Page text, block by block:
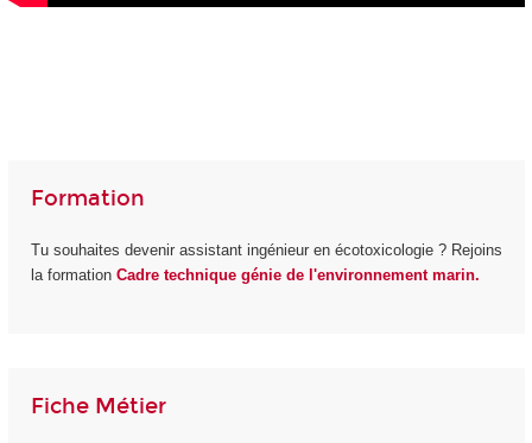
Formation
Tu souhaites devenir assistant ingénieur en écotoxicologie ? Rejoins
la formation Cadre technique génie de l'environnement marin.
Fiche Métier